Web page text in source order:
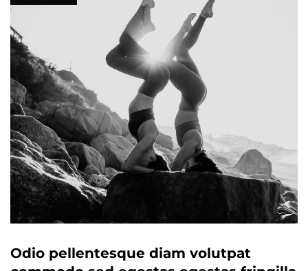
Odio pellentesque diam volutpat